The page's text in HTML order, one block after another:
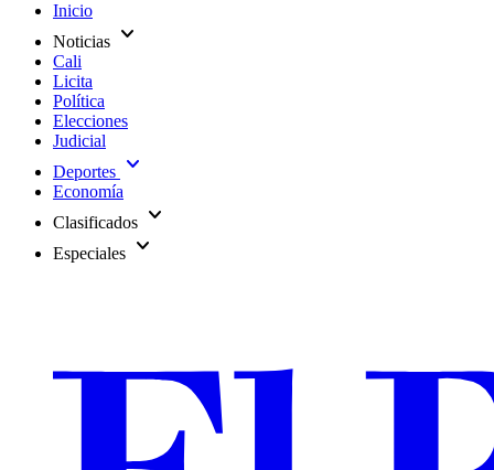
Inicio
Noticias expand_more
Cali
Licita
Política
Elecciones
Judicial
Deportes expand_more
Economía
Clasificados expand_more
Especiales expand_more